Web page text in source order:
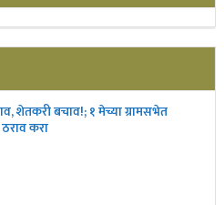
शेतकरी बचाव!; १ मेच्या ग्रामसभेत
ठराव करा